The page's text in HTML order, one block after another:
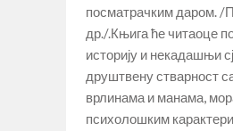
посматрачким даром. /
др./.Књига ће читаоце
историју и некадашњи
друштвену стварност
врлинама и манама,
психолошким